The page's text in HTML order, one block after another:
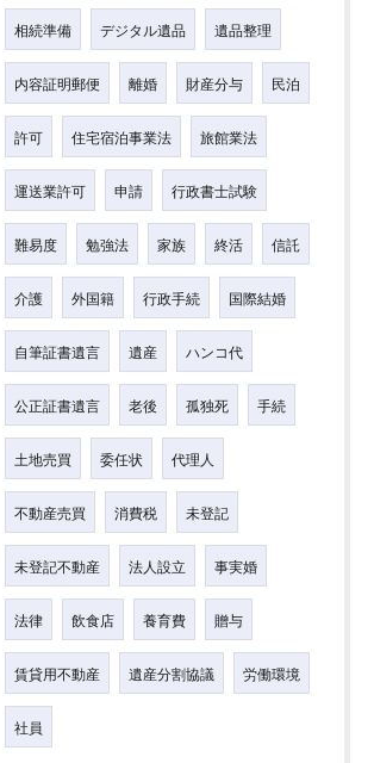
相続準備 デジタル遺品 遺品整理
内容証明郵便 離婚 財産分与 民泊
許可 住宅宿泊事業法 旅館業法
運送業許可 申請 行政書士試験
難易度 勉強法 家族 終活 信託
介護 外国籍 行政手続 国際結婚
自筆証書遺言 遺産 ハンコ代
公正証書遺言 老後 孤独死 手続
土地売買 委任状 代理人
不動産売買 消費税 未登記
未登記不動産 法人設立 事実婚
法律 飲食店 養育費 贈与
賃貸用不動産 遺産分割協議 労働環境
社員